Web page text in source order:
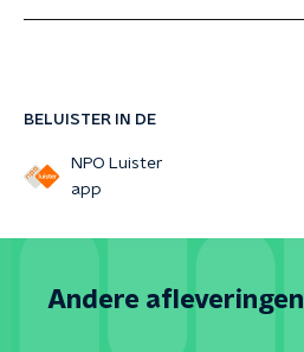
BELUISTER IN DE
NPO Luister
app
Andere afleveringen